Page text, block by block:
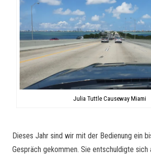
Julia Tuttle Causeway Miami
Dieses Jahr sind wir mit der Bedienung ein
Gespräch gekommen. Sie entschuldigte sich